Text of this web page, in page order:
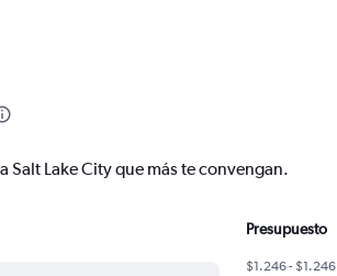
Salt Lake City que más te convengan.
Presupuesto
$1.246 - $1.246